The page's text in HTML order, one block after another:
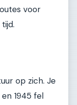
voor
op zich. Je
1945 fel